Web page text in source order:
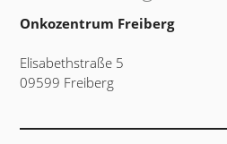
Onkozentrum Freiberg
Elisabethstraße 5
09599 Freiberg